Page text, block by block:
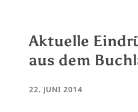
Aktuelle
aus dem
22. JUNI 2014